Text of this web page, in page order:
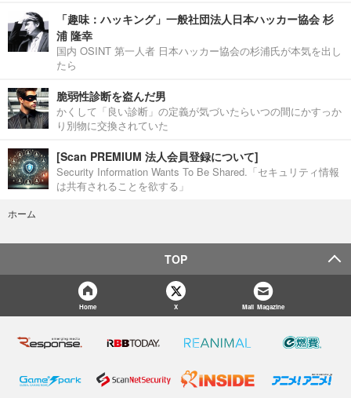
「趣味：ハッキング」一般社団法人日本ハッカー協会 杉
浦 隆幸
国内 OSINT 第一人者 日本ハッカー協会の杉浦氏が本気を出し
たら
脆弱性診断を盗んだ男
かくして「良い診断」の定義が気づいたらいつの間にかすっか
り別物に交換されていた
[Scan PREMIUM 法人会員登録について]
Security Information Wants To Be Shared.「セキュリティ情報
は共有されることを欲する」
ホーム
TOP
Home X Mail Magazine